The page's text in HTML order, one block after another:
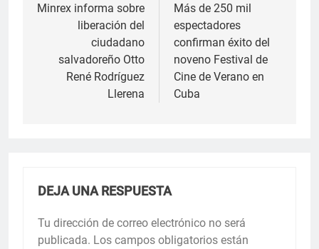
de
entradas
Minrex informa sobre
liberación del
ciudadano
salvadoreño Otto
René Rodríguez
Llerena
Más de 250 mil
espectadores
confirman éxito del
noveno Festival de
Cine de Verano en
Cuba
DEJA UNA RESPUESTA
Tu dirección de correo electrónico no será
publicada. Los campos obligatorios están